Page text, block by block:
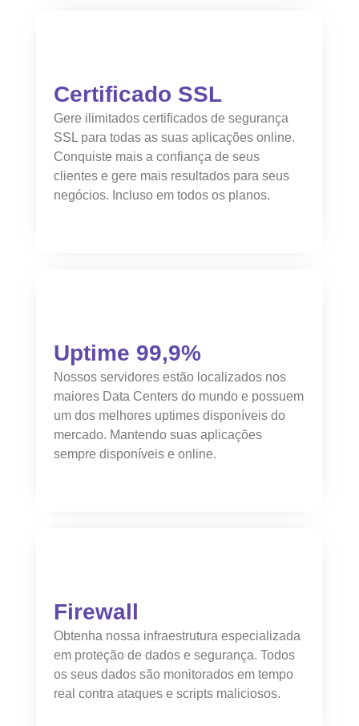
Certificado SSL
Gere ilimitados certificados de segurança
SSL para todas as suas aplicações online.
Conquiste mais a confiança de seus
clientes e gere mais resultados para seus
negócios. Incluso em todos os planos.
Uptime 99,9%
Nossos servidores estão localizados nos
maiores Data Centers do mundo e possuem
um dos melhores uptimes disponíveis do
mercado. Mantendo suas aplicações
sempre disponíveis e online.
Firewall
Obtenha nossa infraestrutura especializada
em proteção de dados e segurança. Todos
os seus dados são monitorados em tempo
real contra ataques e scripts maliciosos.